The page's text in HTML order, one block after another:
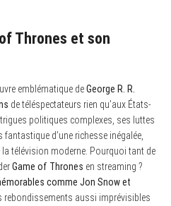
Thrones et son
emblématique deGeorge R. R.
de téléspectateurs rien qu’aux États-
politiques complexes, ses luttes
d’une richesse inégalée,
la télévision moderne. Pourquoi tant de
Game of Thrones en streaming ?
comme Jon Snow et
rebondissements aussi imprévisibles